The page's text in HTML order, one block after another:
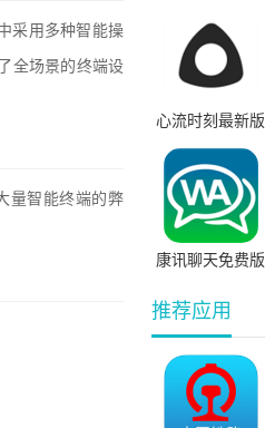
采用多种智能操
全场景的终端设
量智能终端的弊
心流时刻最新版
康讯聊天免费版
推荐应用